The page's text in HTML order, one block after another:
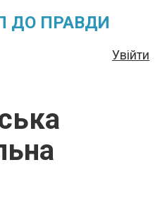
ДО ПРАВДИ
Увійти